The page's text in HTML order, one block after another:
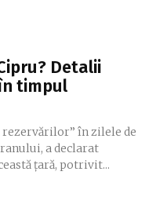
Detalii
timpul
rezervărilor” în zilele de
a declarat
țară, potrivit...